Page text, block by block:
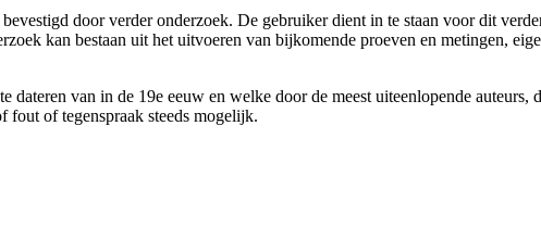
door verder onderzoek. De gebruiker dient in te staan voor dit
kan bestaan uit het uitvoeren van bijkomende proeven en metingen,
dateren van in de 19e eeuw en welke door de meest uiteenlopende
fout of tegenspraak steeds mogelijk.